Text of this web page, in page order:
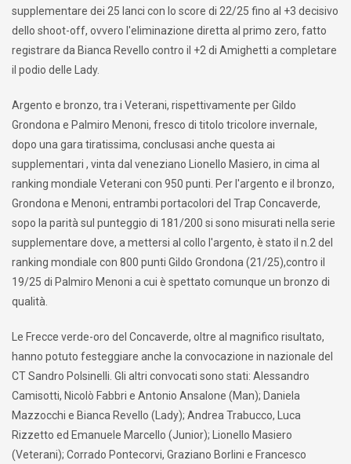
supplementare dei 25 lanci con lo score di 22/25 fino al +3 decisivo
dello shoot-off, ovvero l'eliminazione diretta al primo zero, fatto
registrare da Bianca Revello contro il +2 di Amighetti a completare
il podio delle Lady.
Argento e bronzo, tra i Veterani, rispettivamente per Gildo
Grondona e Palmiro Menoni, fresco di titolo tricolore invernale,
dopo una gara tiratissima, conclusasi anche questa ai
supplementari , vinta dal veneziano Lionello Masiero, in cima al
ranking mondiale Veterani con 950 punti. Per l'argento e il bronzo,
Grondona e Menoni, entrambi portacolori del Trap Concaverde,
sopo la parità sul punteggio di 181/200 si sono misurati nella serie
supplementare dove, a mettersi al collo l'argento, è stato il n.2 del
ranking mondiale con 800 punti Gildo Grondona (21/25),contro il
19/25 di Palmiro Menoni a cui è spettato comunque un bronzo di
qualità.
Le Frecce verde-oro del Concaverde, oltre al magnifico risultato,
hanno potuto festeggiare anche la convocazione in nazionale del
CT Sandro Polsinelli. Gli altri convocati sono stati: Alessandro
Camisotti, Nicolò Fabbri e Antonio Ansalone (Man); Daniela
Mazzocchi e Bianca Revello (Lady); Andrea Trabucco, Luca
Rizzetto ed Emanuele Marcello (Junior); Lionello Masiero
(Veterani); Corrado Pontecorvi, Graziano Borlini e Francesco